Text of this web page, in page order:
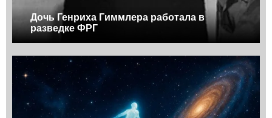
Дочь Генриха Гиммлера работала в
разведке ФРГ